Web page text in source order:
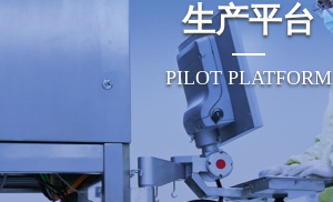
生产平台
PILOT PLATFORM